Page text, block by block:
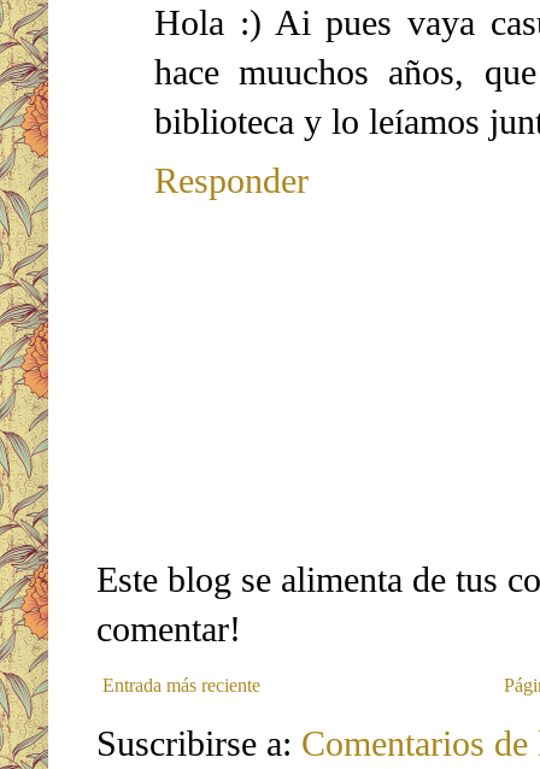
Hola :) Ai pues vaya
hace muuchos años,
biblioteca y lo leíamos
Responder
Este blog se alimenta de tus
comentar!
Entrada más reciente
Suscribirse a: Comentarios